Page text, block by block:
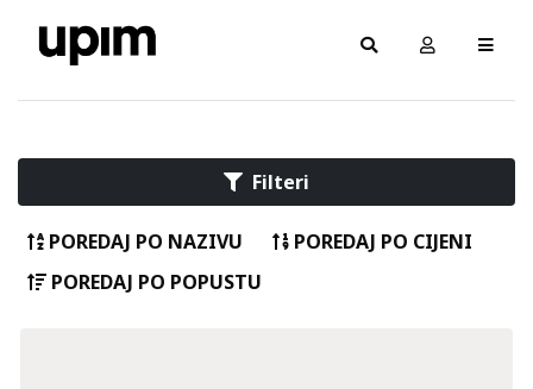
Filteri
POREDAJ PO NAZIVU
POREDAJ PO CIJENI
POREDAJ PO POPUSTU